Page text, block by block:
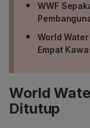
WWF
World
Empat
World
Ditutup